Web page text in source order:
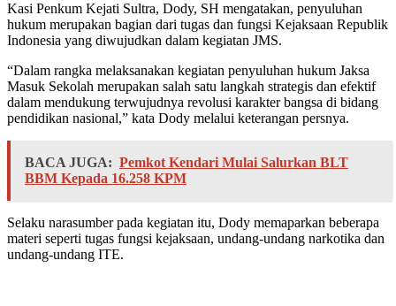
Kasi Penkum Kejati Sultra, Dody, SH mengatakan, penyuluhan
hukum merupakan bagian dari tugas dan fungsi Kejaksaan Republik
Indonesia yang diwujudkan dalam kegiatan JMS.
“Dalam rangka melaksanakan kegiatan penyuluhan hukum Jaksa
Masuk Sekolah merupakan salah satu langkah strategis dan efektif
dalam mendukung terwujudnya revolusi karakter bangsa di bidang
pendidikan nasional,” kata Dody melalui keterangan persnya.
BACA JUGA: Pemkot Kendari Mulai Salurkan BLT
BBM Kepada 16.258 KPM
Selaku narasumber pada kegiatan itu, Dody memaparkan beberapa
materi seperti tugas fungsi kejaksaan, undang-undang narkotika dan
undang-undang ITE.